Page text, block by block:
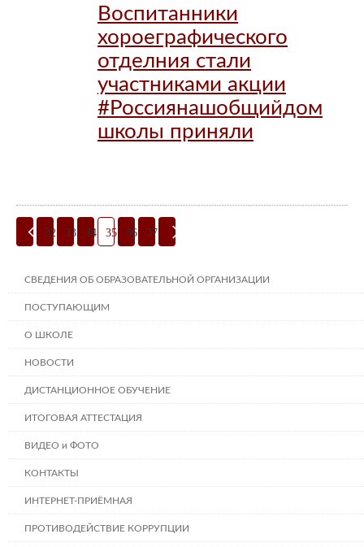
Воспитанники
хороеграфического
отделния стали
участниками акции
#Россиянашобщийдом
школы приняли
32 33 34 35 36 37
СВЕДЕНИЯ ОБ ОБРАЗОВАТЕЛЬНОЙ ОРГАНИЗАЦИИ
ПОСТУПАЮЩИМ
О ШКОЛЕ
НОВОСТИ
ДИСТАНЦИОННОЕ ОБУЧЕНИЕ
ИТОГОВАЯ АТТЕСТАЦИЯ
ВИДЕО и ФОТО
КОНТАКТЫ
ИНТЕРНЕТ-ПРИЁМНАЯ
ПРОТИВОДЕЙСТВИЕ КОРРУПЦИИ